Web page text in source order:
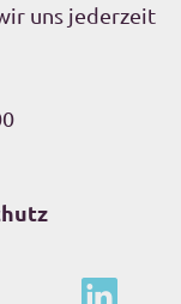
uns jederzeit